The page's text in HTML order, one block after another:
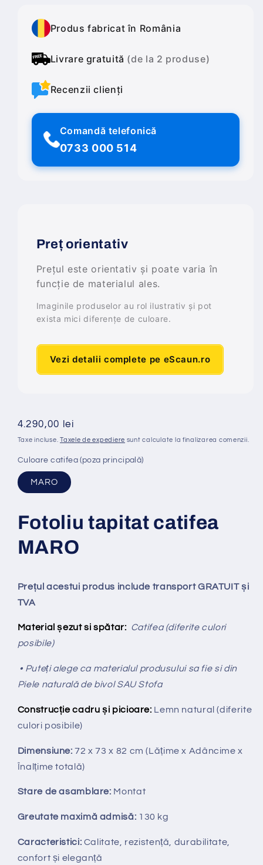
Produs fabricat în România
Livrare gratuită (de la 2 produse)
Recenzii clienți
Comandă telefonică
0733 000 514
Preț orientativ
Prețul este orientativ și poate varia în
funcție de materialul ales.
Imaginile produselor au rol ilustrativ și pot
exista mici diferențe de culoare.
Vezi detalii complete pe eScaun.ro
Preț
obișnuit
4.290,00 lei
Taxe incluse.Taxele de expediere sunt calculate la finalizarea comenzii.
Culoare catifea (poza principală)
MARO
Fotoliu tapitat catifea
MARO
Prețul acestui produs include transport GRATUIT și
TVA
Material șezut si spătar: Catifea (diferite culori
posibile)
• Puteți alege ca materialul produsului sa fie si din
Piele naturală de bivol SAU Stofa
Construcție cadru și picioare: Lemn natural (diferite
culori posibile)
Dimensiune: 72 x 73 x 82 cm(Lățime x Adâncime x
Înalțime totală)
Stare de asamblare: Montat
Greutate maximă admisă: 130 kg
Caracteristici: Calitate, rezistență, durabilitate,
confort și eleganță